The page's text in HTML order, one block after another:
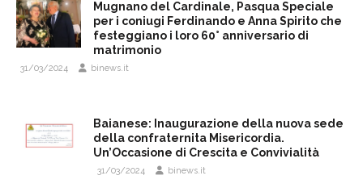
Mugnano del Cardinale, Pasqua Speciale
per i coniugi Ferdinando e Anna Spirito che
festeggiano i loro 60° anniversario di
matrimonio
31/03/2024 binews.it
Baianese: Inaugurazione della nuova sede
della confraternita Misericordia.
Un’Occasione di Crescita e Convivialità
31/03/2024 binews.it